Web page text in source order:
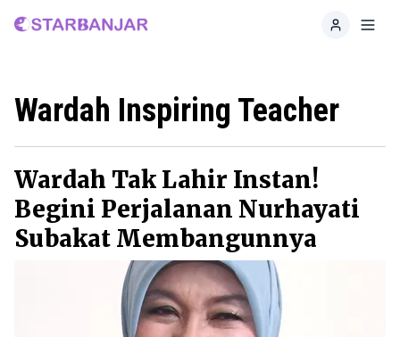
Home
Wardah Inspiring Teacher
Wardah Tak Lahir Instan!
Begini Perjalanan Nurhayati
Subakat Membangunnya